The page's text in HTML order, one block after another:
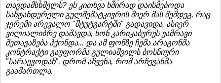
თავდამსხმელს? ეს კითხვა ხშირად დაისმებოდა
სანტანდერელი გულშემატკივრის მიერ მას შემდეგ, რაც
ჯერემი არევალო "შტუტგარტში" გადავიდა, ასიერ
ვილიალიბრე დაშავდა, ხონ კარიკაბურუს უამრავი
შეთავაზება ჰქონდა... და ამ ფონზე ჩემა არაგონმა
კონტრაქტი გაუფორმა გულიაშვილს ბოსნიური
"სარაევოდან". დრომ აჩვენა, რომ არჩევანმა
გაამართლა.